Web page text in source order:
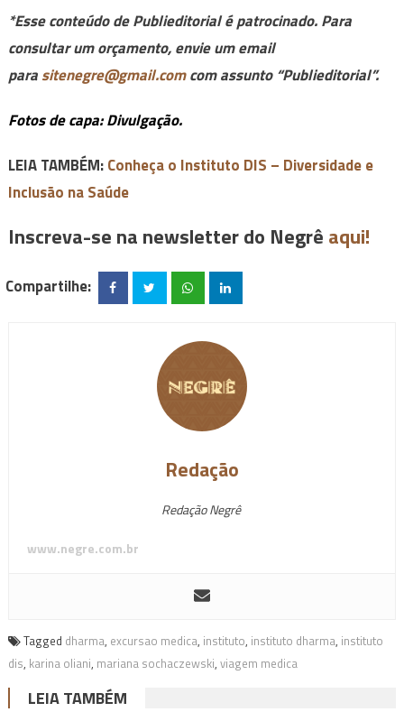
*Esse conteúdo de Publieditorial é patrocinado. Para
consultar um orçamento, envie um email
parasitenegre@gmail.comcom assunto “Publieditorial”.
Fotos de capa: Divulgação.
LEIA TAMBÉM:Conheça o Instituto DIS – Diversidade e
Inclusão na Saúde
Inscreva-se na newsletter do Negrê aqui!
Compartilhe:
Redação
Redação Negrê
www.negre.com.br
Tagged dharma, excursao medica, instituto, instituto dharma, instituto
dis, karina oliani, mariana sochaczewski, viagem medica
LEIA TAMBÉM